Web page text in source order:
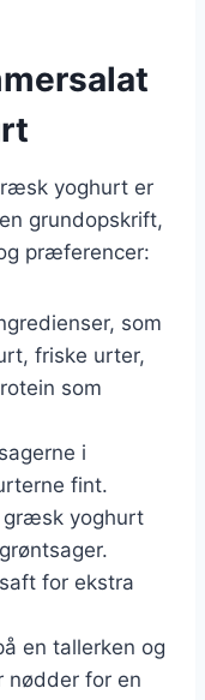
yoghurt er
grundopskrift,
præferencer:
som
friske urter,
som
i
fint.
græsk yoghurt
for ekstra
en tallerken og
nødder for en